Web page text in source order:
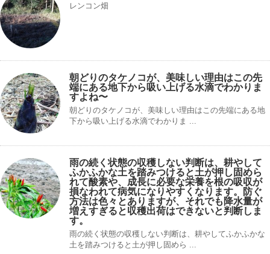
レンコン畑
朝どりのタケノコが、美味しい理由はこの先
端にある地下から吸い上げる水滴でわかりま
すよね〜
朝どりのタケノコが、美味しい理由はこの先端にある地
下から吸い上げる水滴でわかりま ...
雨の続く状態の収穫しない判断は、耕やして
ふかふかな土を踏みつけると土が押し固めら
れて酸素や、成長に必要な栄養を根の吸収が
損なわれて病気になりやすくなります。防ぐ
方法は色々とありますが、それでも降水量が
増えすぎると収穫出荷はできないと判断しま
す。
雨の続く状態の収穫しない判断は、耕やしてふかふかな
土を踏みつけると土が押し固めら ...